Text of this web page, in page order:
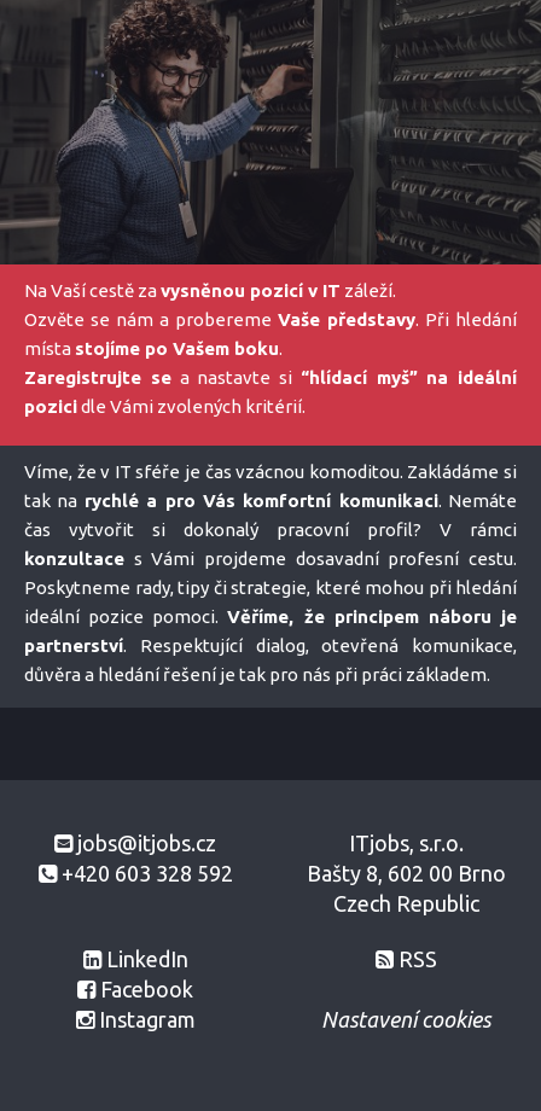
Na Vaší cestě zavysněnou pozicí v IT záleží.
Ozvěte se nám a probereme Vaše představy. Při hledání
místa stojíme po Vašem boku.
Zaregistrujte sea nastavte si “hlídací myš” na ideální
pozicidle Vámi zvolených kritérií.
Víme, že v IT sféře je čas vzácnou komoditou. Zakládáme si
tak na rychlé a pro Vás komfortní komunikaci. Nemáte
čas vytvořit si dokonalý pracovní profil? V rámci
konzultace s Vámi projdeme dosavadní profesní cestu.
Poskytneme rady, tipy či strategie, které mohou při hledání
ideální pozice pomoci.Věříme, že principem náboru je
partnerství. Respektující dialog, otevřená komunikace,
důvěra a hledání řešení je tak pro nás při práci základem.
jobs@itjobs.cz
+420 603 328 592
LinkedIn
Facebook
Instagram
ITjobs, s.r.o.
Bašty 8, 602 00 Brno
Czech Republic
RSS
Nastavení cookies